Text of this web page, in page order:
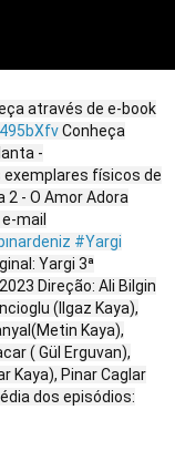
através de e-book
Conheça
-
exemplares físicos de
2 - O Amor Adora
mail
#Yargi
Yargi 3ª
Direção: Ali Bilgin
(Ilgaz Kaya),
Kaya),
( Gül Erguvan),
Kaya), Pinar Caglar
dos episódios: